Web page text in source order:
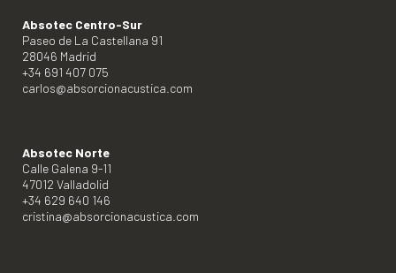
Absotec Centro-Sur
Paseo de La Castellana 91
28046 Madrid
+34 691 407 075
carlos@absorcionacustica.com
Absotec Norte
Calle Galena 9-11
47012 Valladolid
+34 629 640 146
cristina@absorcionacustica.com